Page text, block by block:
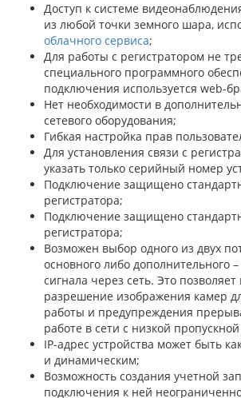
Доступ к системе
из любой точки земного шара,
облачного сервиса;
Для работы с регистратором не
специального программного
подключения используется web-
Нет необходимости в
сетевого оборудования;
Гибкая настройка прав
Для установления связи с
указать только серийный номер
Подключение защищено
регистратора;
Подключение защищено
регистратора;
Возможен выбор одного из двух
основного либо дополнительного
сигнала через сеть. Это
разрешение изображения камер
работы и предупреждения
работе в сети с низкой
IP-адрес устройства может быть
и динамическим;
Возможность создания учетной
подключения к ней